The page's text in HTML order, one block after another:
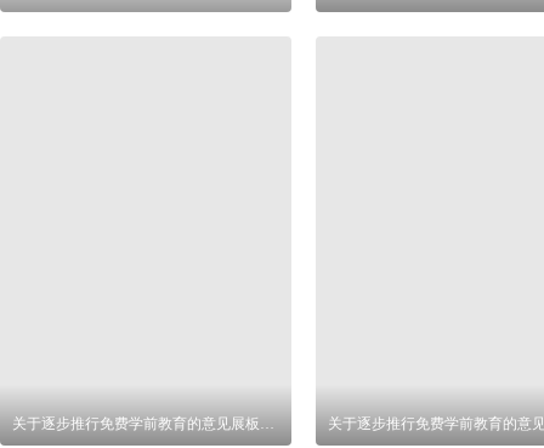
关于逐步推行免费学前教育的意见展板设计